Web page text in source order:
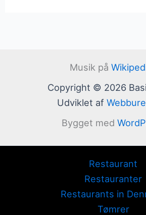
Musik på
Copyright © 2026
Udviklet af
Bygget med
Restaurant
Restauranter
Restaurants in
Tømrer